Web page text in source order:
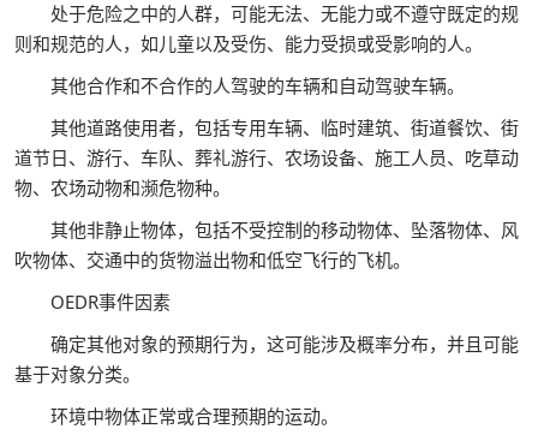
处于危险之中的人群，可能无法、无能力或不遵守既定的规
则和规范的人，如儿童以及受伤、能力受损或受影响的人。
其他合作和不合作的人驾驶的车辆和自动驾驶车辆。
其他道路使用者，包括专用车辆、临时建筑、街道餐饮、街
道节日、游行、车队、葬礼游行、农场设备、施工人员、吃草动
物、农场动物和濒危物种。
其他非静止物体，包括不受控制的移动物体、坠落物体、风
吹物体、交通中的货物溢出物和低空飞行的飞机。
OEDR事件因素
确定其他对象的预期行为，这可能涉及概率分布，并且可能
基于对象分类。
环境中物体正常或合理预期的运动。